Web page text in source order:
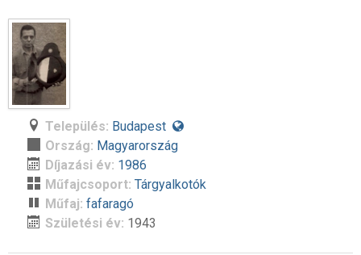
Település: Budapest
Ország: Magyarország
Díjazási év: 1986
Műfajcsoport: Tárgyalkotók
Műfaj: fafaragó
Születési év: 1943